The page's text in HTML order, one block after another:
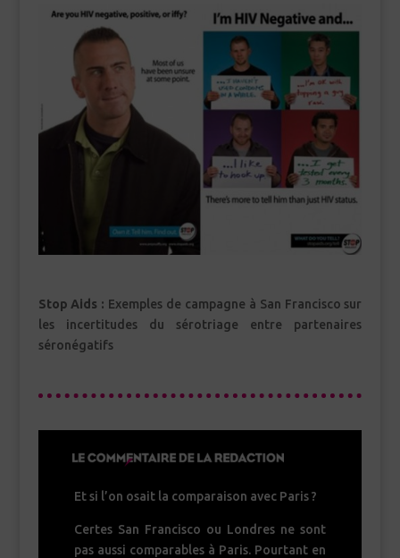
Stop Aids : Exemples de campagne à San Francisco sur
les incertitudes du sérotriage entre partenaires
séronégatifs
Et si l’on osait la comparaison avec Paris ?
Certes San Francisco ou Londres ne sont
pas aussi comparables à Paris. Pourtant en